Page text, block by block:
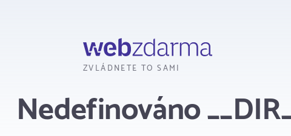
ZVLÁDNETE TO SAMI
Nedefinováno